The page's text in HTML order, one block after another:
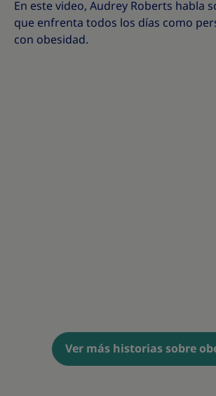
En este video, Audrey Roberts habla
que enfrenta todos los días como
con obesidad.
Ver más historias sobre